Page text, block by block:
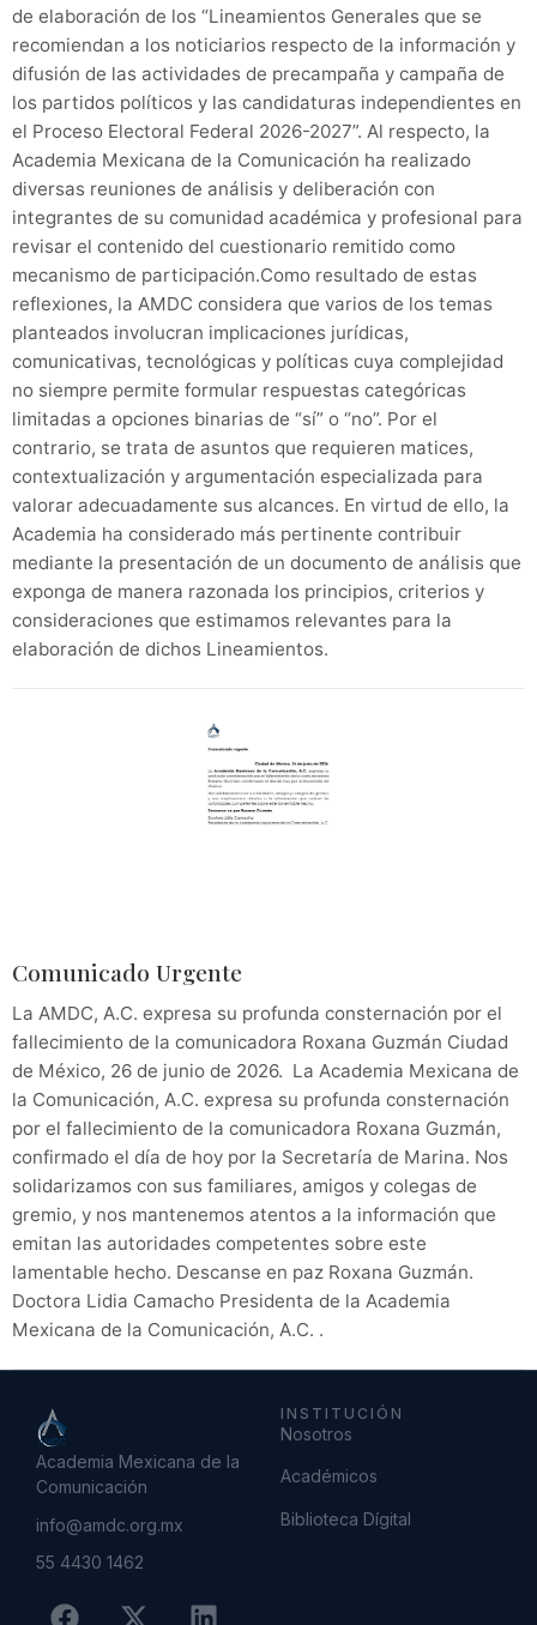
de elaboración de los “Lineamientos Generales que se
recomiendan a los noticiarios respecto de la información y
difusión de las actividades de precampaña y campaña de
los partidos políticos y las candidaturas independientes en
el Proceso Electoral Federal 2026-2027”. Al respecto, la
Academia Mexicana de la Comunicación ha realizado
diversas reuniones de análisis y deliberación con
integrantes de su comunidad académica y profesional para
revisar el contenido del cuestionario remitido como
mecanismo de participación.Como resultado de estas
reflexiones, la AMDC considera que varios de los temas
planteados involucran implicaciones jurídicas,
comunicativas, tecnológicas y políticas cuya complejidad
no siempre permite formular respuestas categóricas
limitadas a opciones binarias de “sí” o “no”. Por el
contrario, se trata de asuntos que requieren matices,
contextualización y argumentación especializada para
valorar adecuadamente sus alcances. En virtud de ello, la
Academia ha considerado más pertinente contribuir
mediante la presentación de un documento de análisis que
exponga de manera razonada los principios, criterios y
consideraciones que estimamos relevantes para la
elaboración de dichos Lineamientos.
Comunicado Urgente
La AMDC, A.C. expresa su profunda consternación por el
fallecimiento de la comunicadora Roxana Guzmán Ciudad
de México, 26 de junio de 2026. La Academia Mexicana de
la Comunicación, A.C. expresa su profunda consternación
por el fallecimiento de la comunicadora Roxana Guzmán,
confirmado el día de hoy por la Secretaría de Marina. Nos
solidarizamos con sus familiares, amigos y colegas de
gremio, y nos mantenemos atentos a la información que
emitan las autoridades competentes sobre este
lamentable hecho. Descanse en paz Roxana Guzmán.
Doctora Lidia Camacho Presidenta de la Academia
Mexicana de la Comunicación, A.C. .
Academia Mexicana de la
Comunicación
info@amdc.org.mx
55 4430 1462
INSTITUCIÓN
Nosotros
Académicos
Biblioteca Dígital